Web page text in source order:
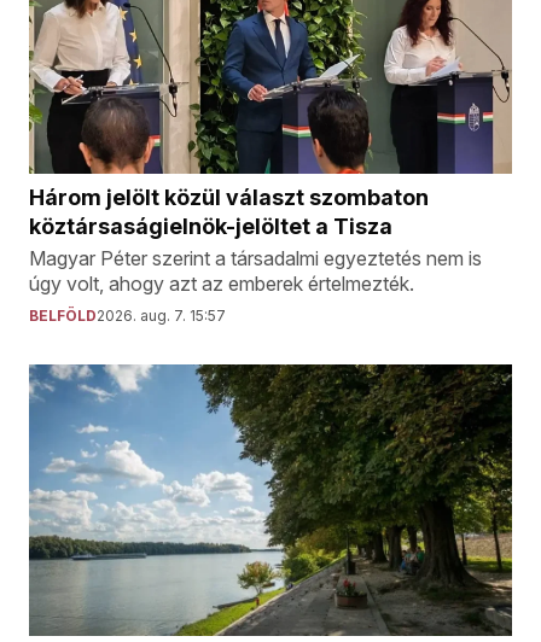
Három jelölt közül választ szombaton
köztársaságielnök-jelöltet a Tisza
Magyar Péter szerint a társadalmi egyeztetés nem is
úgy volt, ahogy azt az emberek értelmezték.
BELFÖLD2026. aug. 7. 15:57